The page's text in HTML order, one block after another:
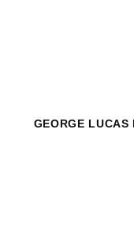
GEORGE LUCAS